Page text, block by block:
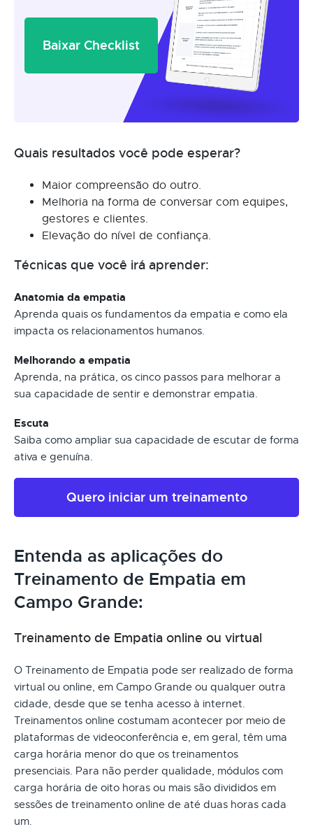
Baixar Checklist
Quais resultados você pode esperar?
Maior compreensão do outro.
Melhoria na forma de conversar com equipes,
gestores e clientes.
Elevação do nível de confiança.
Técnicas que você irá aprender:
Anatomia da empatia
Aprenda quais os fundamentos da empatia e como ela
impacta os relacionamentos humanos.
Melhorando a empatia
Aprenda, na prática, os cinco passos para melhorar a
sua capacidade de sentir e demonstrar empatia.
Escuta
Saiba como ampliar sua capacidade de escutar de forma
ativa e genuína.
Quero iniciar um treinamento
Entenda as aplicações do
Treinamento de Empatia em
Campo Grande:
Treinamento de Empatia online ou virtual
O Treinamento de Empatia pode ser realizado de forma
virtual ou online, em Campo Grande ou qualquer outra
cidade, desde que se tenha acesso à internet.
Treinamentos online costumam acontecer por meio de
plataformas de videoconferência e, em geral, têm uma
carga horária menor do que os treinamentos
presenciais. Para não perder qualidade, módulos com
carga horária de oito horas ou mais são divididos em
sessões de treinamento online de até duas horas cada
um.